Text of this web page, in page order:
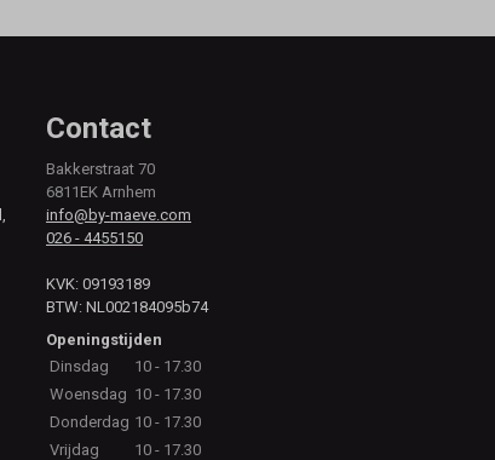
Contact
Bakkerstraat 70
6811EK Arnhem
info@by-maeve.com
026 - 4455150
KVK: 09193189
BTW: NL002184095b74
Openingstijden
Dinsdag
10 - 17.30
Woensdag 10 - 17.30
Donderdag 10 - 17.30
Vrijdag
10 - 17.30